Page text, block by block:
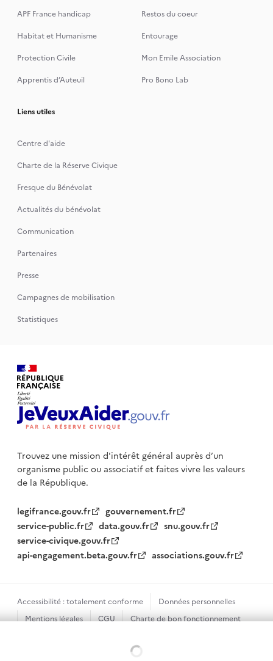
APF France handicap
Restos du coeur
Habitat et Humanisme
Entourage
Protection Civile
Mon Emile Association
Apprentis d’Auteuil
Pro Bono Lab
Liens utiles
Centre d'aide
Charte de la Réserve Civique
Fresque du Bénévolat
Actualités du bénévolat
Communication
Partenaires
Presse
Campagnes de mobilisation
Statistiques
Trouvez une mission d'intérêt général auprès d’un
organisme publicou associatif et faites vivre les valeurs
de la République.
legifrance.gouv.fr
gouvernement.fr
service-public.fr
data.gouv.fr
snu.gouv.fr
service-civique.gouv.fr
api-engagement.beta.gouv.fr
associations.gouv.fr
Accessibilité : totalement conforme
Données personnelles
Mentions légales
CGU
Charte de bon fonctionnement